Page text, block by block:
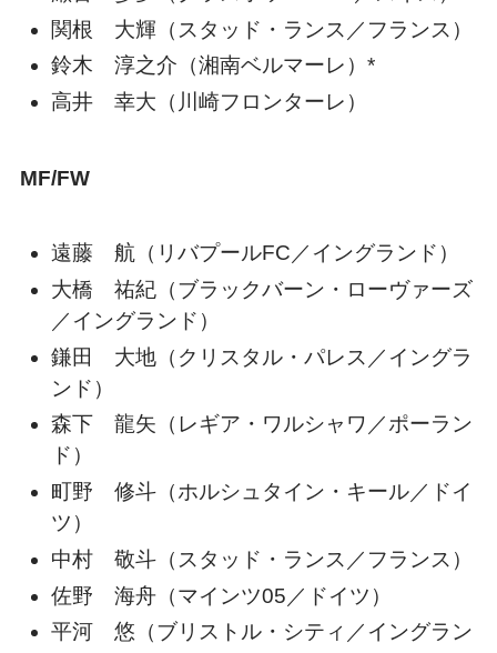
関根 大輝（スタッド・ランス／フランス）
鈴木 淳之介（湘南ベルマーレ）*
高井 幸大（川崎フロンターレ）
MF/FW
遠藤 航（リバプールFC／イングランド）
大橋 祐紀（ブラックバーン・ローヴァーズ
／イングランド）
鎌田 大地（クリスタル・パレス／イングラ
ンド）
森下 龍矢（レギア・ワルシャワ／ポーラン
ド）
町野 修斗（ホルシュタイン・キール／ドイ
ツ）
中村 敬斗（スタッド・ランス／フランス）
佐野 海舟（マインツ05／ドイツ）
平河 悠（ブリストル・シティ／イングラン